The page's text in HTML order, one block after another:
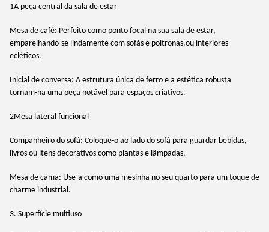
1A peça central da sala de estar
Mesa de café: Perfeito como ponto focal na sua sala de estar,
emparelhando-se lindamente com sofás e poltronas.ou interiores
ecléticos.
Inicial de conversa: A estrutura única de ferro e a estética robusta
tornam-na uma peça notável para espaços criativos.
2Mesa lateral funcional
Companheiro do sofá: Coloque-o ao lado do sofá para guardar bebidas,
livros ou itens decorativos como plantas e lâmpadas.
Mesa de cama: Use-a como uma mesinha no seu quarto para um toque de
charme industrial.
3. Superfície multiuso